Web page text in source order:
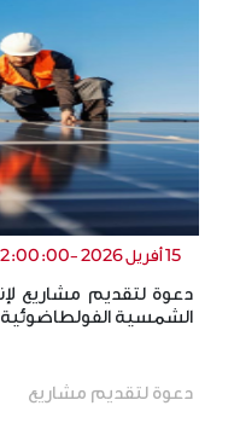
15 أفريل 2026 -12:00:00
دعوة لتقديم مشاريع
الشمسية
دعوة لتقديم مشاريع